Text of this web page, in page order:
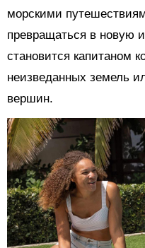
морскими
превращаться в новую
становится капитаном
неизведанных земель
вершин.